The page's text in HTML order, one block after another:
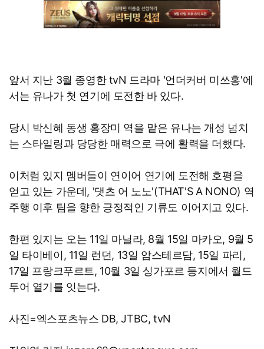
앞서 지난 3월 종영한 tvN 드라마 '언더커버 미쓰홍'에
서는 유나가 첫 연기에 도전한 바 있다.
당시 박신혜 동생 홍장미 역을 맡은 유나는 개성 넘치
는 스타일링과 당당한 매력으로 극에 활력을 더했다.
이처럼 있지 멤버들이 연이어 연기에 도전해 호평을
얻고 있는 가운데, '댓츠 어 노노'(THAT'S A NONO) 역
주행 이후 팀을 향한 긍정적인 기류도 이어지고 있다.
한편 있지는 오는 11일 마닐라, 8월 15일 마카오, 9월 5
일 타이베이, 11일 런던, 13일 암스테르담, 15일 파리,
17일 프랑크푸르트, 10월 3일 싱가포르 등지에서 월드
투어 열기를 잇는다.
사진=엑스포츠뉴스 DB, JTBC, tvN